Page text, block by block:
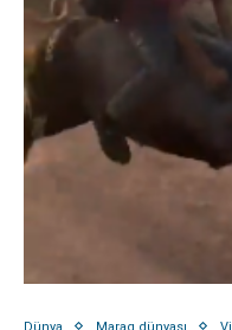
Dünya Maraq dünyası